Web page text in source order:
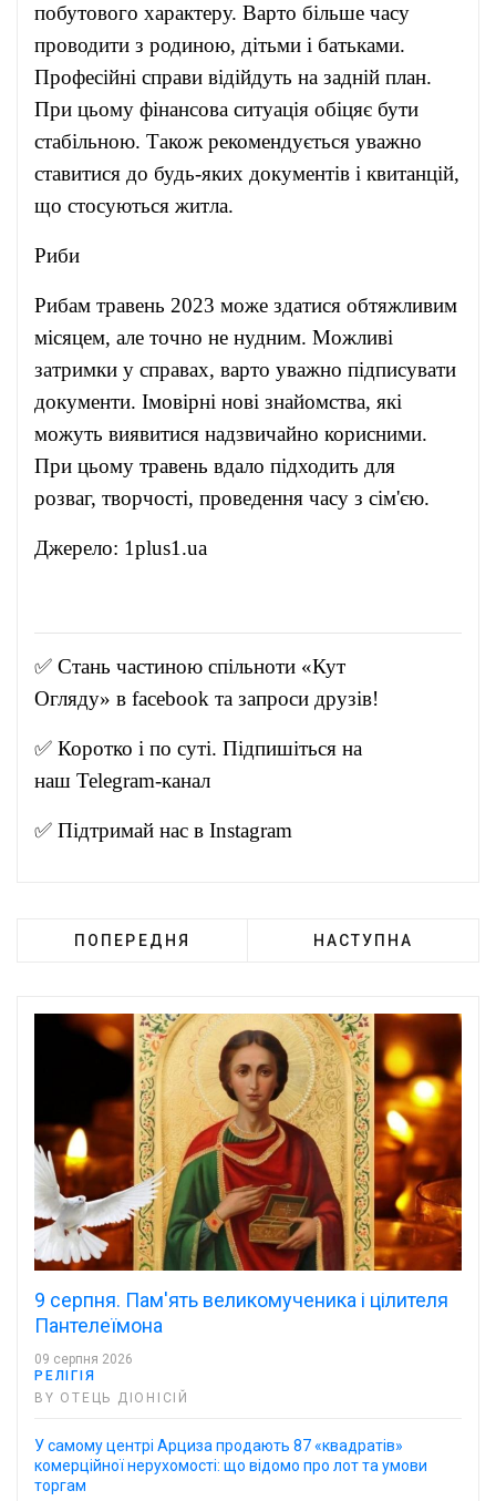
побутового характеру. Варто більше часу
проводити з родиною, дітьми і батьками.
Професійні справи відійдуть на задній план.
При цьому фінансова ситуація обіцяє бути
стабільною. Також рекомендується уважно
ставитися до будь-яких документів і квитанцій,
що стосуються житла.
Риби
Рибам травень 2023 може здатися обтяжливим
місяцем, але точно не нудним. Можливі
затримки у справах, варто уважно підписувати
документи. Імовірні нові знайомства, які
можуть виявитися надзвичайно корисними.
При цьому травень вдало підходить для
розваг, творчості, проведення часу з сім'єю.
Джерело: 1plus1.ua
✅ Стань частиною спільноти «Кут
Огляду» в facebook та запроси друзів!
✅ Коротко і по суті. Підпишіться на
наш Telegram-канал
✅ Підтримай нас в Instagram
ПОПЕРЕДНЯ НАСТУПНА
9 серпня. Пам'ять великомученика і цілителя
Пантелеїмона
09 серпня 2026
РЕЛІГІЯ
BY ОТЕЦЬ ДІОНІСІЙ
У самому центрі Арциза продають 87 «квадратів»
комерційної нерухомості: що відомо про лот та умови
торгам